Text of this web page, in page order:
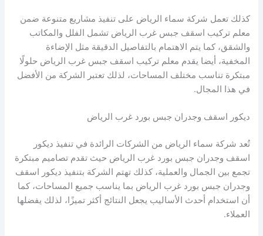
كذلك تعمل شركة سماء الرياض على تنفيذ مشاريع متنوعة ضمن
معلم تركيب اسقف جبس غرب الرياض تشمل الفلل والمكاتب
والشقق، كما يتم الاهتمام بالتفاصيل الدقيقة مثل الإضاءة
المخفية، أيضا يقدم معلم تركيب اسقف جبس غرب الرياض حلولًا
مبتكرة تناسب مختلف المساحات، لذلك تعتبر الشركة من الأفضل
في هذا المجال.
ديكور اسقف وجدران جبس بورد غرب الرياض
تُعد شركة سماء الرياض من الشركات الرائدة في تنفيذ ديكور
اسقف وجدران جبس بورد غرب الرياض حيث تقدم تصاميم مبتكرة
تجمع بين الجمال والعملية، كذلك تهتم الشركة بتنفيذ ديكور اسقف
وجدران جبس بورد غرب الرياض بما يناسب جميع المساحات، كما
أن استخدام أحدث الأساليب يجعل النتائج أكثر تميزًا، لذلك يفضلها
العملاء.